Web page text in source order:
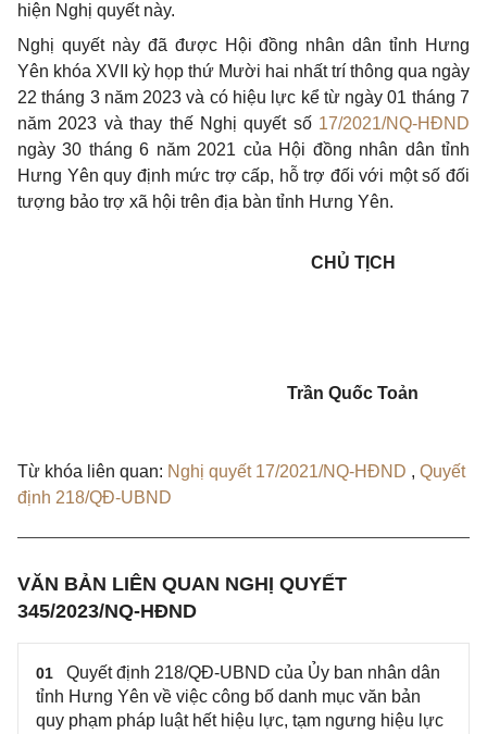
hiện Nghị quyết này.
Nghị quyết này đã được Hội đồng nhân dân tỉnh Hưng
Yên khóa XVII kỳ họp thứ Mười hai nhất trí thông qua ngày
22 tháng 3 năm 2023 và có hiệu lực kể từ ngày01 tháng 7
năm 2023 và thay thế Nghị quyết số 17/2021/NQ-HĐND
ngày 30 tháng 6 năm 2021 của Hội đồng nhân dân tỉnh
Hưng Yên quy định mức trợ cấp, hỗ trợ đối với một số đối
tượng bảo trợ xã hội trên địa bàn tỉnh Hưng Yên.
CHỦ TỊCH
Trần Quốc Toản
Từ khóa liên quan: Nghị quyết 17/2021/NQ-HĐND , Quyết
định 218/QĐ-UBND
VĂN BẢN LIÊN QUAN NGHỊ QUYẾT
345/2023/NQ-HĐND
01
Quyết định 218/QĐ-UBND của Ủy ban nhân dân
tỉnh Hưng Yên về việc công bố danh mục văn bản
quy phạm pháp luật hết hiệu lực, tạm ngưng hiệu lực